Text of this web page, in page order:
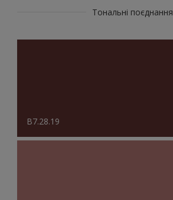
Тональні поєднання
B7.28.19